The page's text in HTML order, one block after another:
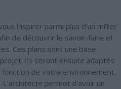
inspirer parmi plus d'un millier
de découvrir le savoir-faire et
Ces plans sont une base
Ils seront ensuite adaptés
de votre environnement,
permet d'avoir un